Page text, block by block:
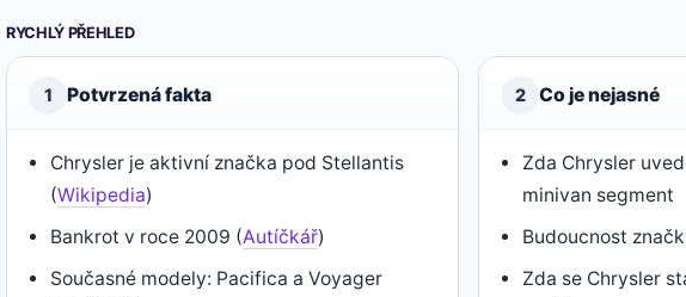
RYCHLÝ PŘEHLED
1 Potvrzená fakta
Chrysler je aktivní značka pod Stellantis
(Wikipedia)
Bankrot v roce 2009 (Autíčkář)
Současné modely: Pacifica a Voyager
2 Co je nejasné
Zda Chrysler
minivan segment
Budoucnost
Zda se Chrysler